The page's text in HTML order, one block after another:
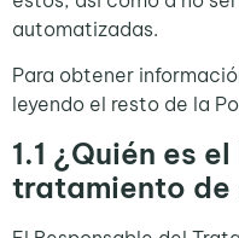
automatizadas.
Para obtener
leyendo el resto de la
1.1 ¿Quién es
tratamiento de